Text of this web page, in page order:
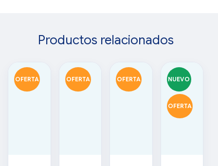
Productos relacionados
OFERTA OFERTA OFERTA NUEVO
OFERTA